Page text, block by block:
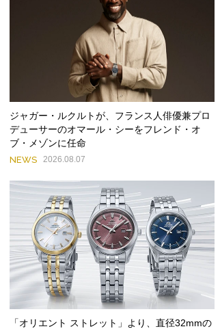
ジャガー・ルクルトが、フランス人俳優兼プロ
デューサーのオマール・シーをフレンド・オ
ブ・メゾンに任命
NEWS 2026.08.07
「オリエント ストレット」より、直径32mmの